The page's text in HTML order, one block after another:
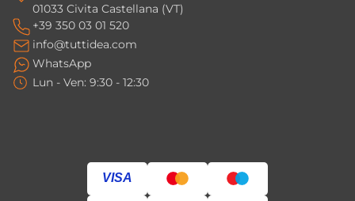
01033 Civita Castellana (VT)
+39 350 03 01 520
info@tuttidea.com
WhatsApp
Lun - Ven: 9:30 - 12:30
VISA